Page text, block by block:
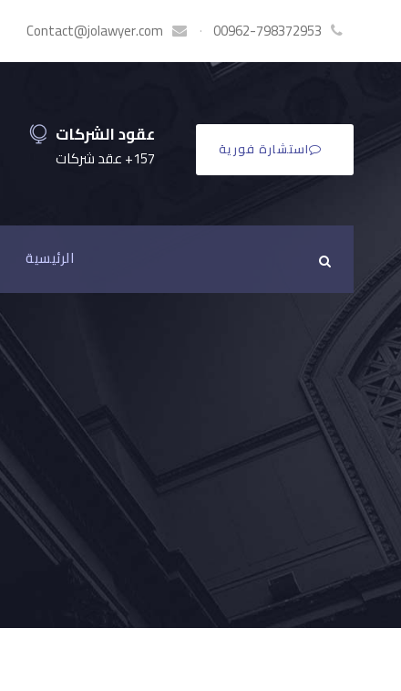
00962-798372953
·
Contact@jolawyer.com
عقود الشركات
157+ عقد شركات استشارة فورية
الرئيسية